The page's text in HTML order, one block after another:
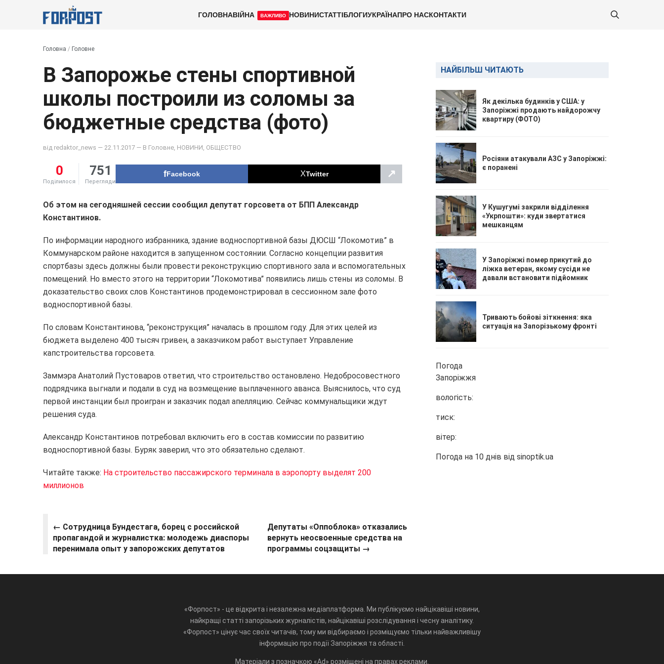
ГОЛОВНАВІЙНА ВАЖЛИВО НОВИНИСТАТТІБЛОГИУКРАЇНАПРО НАСКОНТАКТИ
Головна / Головне
В Запорожье стены спортивной
школы построили из соломы за
бюджетные средства (фото)
від redaktor_news — 22.11.2017 — В Головне НОВИНИ ОБЩЕСТВО
0
Поділилося
751
Перегляди
Facebook Twitter ↗
Об этом на сегодняшней сессии сообщил депутат горсовета от БПП Александр
Константинов.
По информации народного избранника, здание водноспортивной базы ДЮСШ “Локомотив” в
Коммунарском районе находится в запущенном состоянии. Согласно концепции развития
спортбазы здесь должны были провести реконструкцию спортивного зала и вспомогательных
помещений. Но вместо этого на территории “Локомотива” появились лишь стены из соломы. В
доказательство своих слов Константинов продемонстрировал в сессионном зале фото
водноспортивной базы.
По словам Константинова, “реконструкция” началась в прошлом году. Для этих целей из
бюджета выделено 400 тысяч гривен, а заказчиком работ выступает Управление
капстроительства горсовета.
Заммэра Анатолий Пустоваров ответил, что строительство остановлено. Недобросовестного
подрядчика выгнали и подали в суд на возмещение выплаченного аванса. Выяснилось, что суд
первой инстанции был проигран и заказчик подал апелляцию. Сейчас коммунальщики ждут
решения суда.
Александр Константинов потребовал включить его в состав комиссии по развитию
водноспортивной базы. Буряк заверил, что это обязательно сделают.
Читайте также: На строительство пассажирского терминала в аэропорту выделят 200
миллионов
← Сотрудница Бундестага, борец с российской
пропагандой и журналистка: молодежь диаспоры
перенимала опыт у запорожских депутатов
Депутаты «Оппоблока» отказались
вернуть неосвоенные средства на
программы соцзащиты →
НАЙБІЛЬШ ЧИТАЮТЬ
Як декілька будинків у США: у
Запоріжжі продають найдорожчу
квартиру (ФОТО)
Росіяни атакували АЗС у Запоріжжі:
є поранені
У Кушугумі закрили відділення
«Укрпошти»: куди звертатися
мешканцям
У Запоріжжі помер прикутий до
ліжка ветеран, якому сусіди не
давали встановити підйомник
Тривають бойові зіткнення: яка
ситуація на Запорізькому фронті
Погода
Запоріжжя
вологість:
тиск:
вітер:
Погода на 10 днів від sinoptik.ua
«Форпост» - це відкрита і незалежна медіаплатформа. Ми публікуємо найцікавіші новини,
найкращі статті запорізьких журналістів, найцікавіші розслідування і чесну аналітику.
«Форпост» цінує час своїх читачів, тому ми відбираємо і розміщуємо тільки найважливішу
інформацію про події Запоріжжя та області.
Матеріали з позначкою «Ad» розміщені на правах реклами.